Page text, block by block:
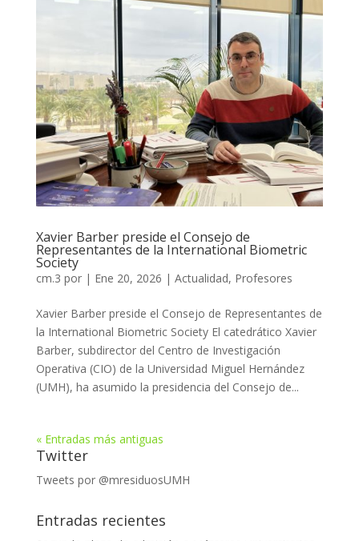
Xavier Barber preside el Consejo de
Representantes de la International Biometric
Society
cm.3 por | Ene 20, 2026 | Actualidad, Profesores
Xavier Barber preside el Consejo de Representantes de
la International Biometric Society El catedrático Xavier
Barber, subdirector del Centro de Investigación
Operativa (CIO) de la Universidad Miguel Hernández
(UMH), ha asumido la presidencia del Consejo de...
« Entradas más antiguas
Twitter
Tweets por @mresiduosUMH
Entradas recientes